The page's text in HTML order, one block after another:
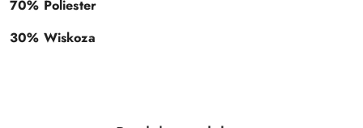
70% Poliester
30% Wiskoza